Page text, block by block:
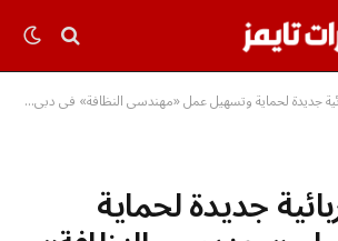
جديدة لحماية وتسهيل عمل «مهندسي النظافة» في دبي خلال الصيف
جديدة لحماية